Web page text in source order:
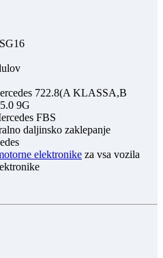
722.8(A KLASSA,B
9G
FBS
daljinsko zaklepanje
elektronike za vsa vozila